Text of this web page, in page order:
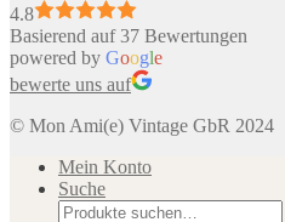
4.8
Basierend auf 37 Bewertungen
powered by Google
bewerte uns auf
© Mon Ami(e) Vintage GbR 2024
Mein Konto
Suche
Suche